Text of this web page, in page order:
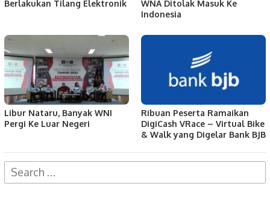
Berlakukan Tilang Elektronik
WNA Ditolak Masuk Ke
Indonesia
Libur Nataru, Banyak WNI
Pergi Ke Luar Negeri
Ribuan Peserta Ramaikan
DigiCash VRace – Virtual Bike
& Walk yang Digelar Bank BJB
Search
for: